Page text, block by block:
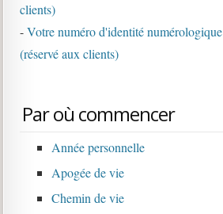
clients)
-Votre numéro d'identité numérologique
(réservé aux clients)
Par où commencer
Année personnelle
Apogée de vie
Chemin de vie